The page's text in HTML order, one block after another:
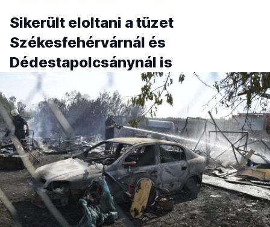
Sikerült eloltani a tüzet
Székesfehérvárnál és
Dédestapolcsánynál is